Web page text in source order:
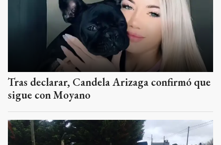
Tras declarar, Candela Arizaga confirmó que
sigue con Moyano